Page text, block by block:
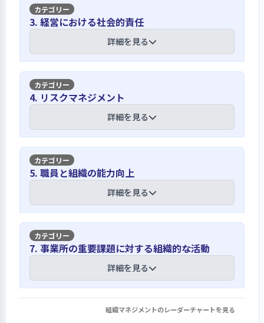
事業所が目指している理念、基本方針
等について職員の理解が深まるよう
に、毎年事業計画書を配布し、周知を
している。計画では、法人の憲章(同援
憲章)、基本理念・方針、４つの基本姿
勢を冒頭に、法人高齢者支援系施設グ
ループ方針・目標、事業所の基本理
念・方針を明示している。職員には、
事業計画会議での説明、職員との人事
考課の面談時に理解を求めている。ま
た、利用者や家族に対しては、ホーム
ページで公表するほか、通常は家族会
で説明するが、コロナ禍もあったた
め、９月の敬老会の場で計画について
話し、事業計画書も配付している。
経営層は、自らの役割と責任を職務分担
表や職員構成図等で分かりやすく明示し
経営層は、基本方針等の実現に向け
て、自らの役割と責任を職務分担表で
【講評】
利用者の意向は、月１回の定例集会、各
種委員会、個別要望等を通じて把握に努
めている
事業所では、利用者や職員の意向、地
域福祉や福祉の動向を重要視してい
る。利用者の意向は、定例集会での意
見、委員会、個別要望、アンケートに
より把握に努めている。職員の意向
は、人事考課面接の場、事業計画会議
の場での積極的な発言を求めている。
地域福祉や福祉の動向は、東京都、東
社協、富士見町地域の連絡会からの情
報提供や機関紙の閲覧を通して把握し
ている。事業所の経営状況は、企画運
営会議、職員会議を通じて、前年度と
の比較、収支差額等を周知している。
また、計画の執行時に稟議書で園長に
決裁を挙げ、検討を加えている。
3. 経営における社会的責任
詳細を見る
【講評】
法令、規範、倫理を理解し遵守している
と94％の職員が回答し、意識の高さが窺
える
社会人・福祉サービスに従事する職員
として求められる法、規範、理念等へ
の理解を深めるために、事業所では、
新入職員時の接遇マニュアルによる研
修の実施、就業規則の配付のほか、事
業計画の基本方針の中で「職員は役割
と使命を自覚し、倫理観をもって法令
及び規定を遵守します」と明示してい
る。職員調査においても、法、規範、
倫理を理解し、遵守しているとの設問
に対し94％が「はい」と回答し、意識
4. リスクマネジメント
詳細を見る
【講評】
リスクは社会的な問題にも迅速に対応で
きるように情報の把握と周知に努めてい
る
事業所では、リスクに対して事故防止
対策委員会、感染症対策委員会、防災
委員会で様々な対策に取り組み、各種
マニュアルを整備している。また、コ
ロナ感染症等、昨今の社会的問題とな
5. 職員と組織の能力向上
詳細を見る
【講評】
事業所では、人的サービス面の充実の観
点から職員の確保と人材の育成を柱とし
ている
7. 事業所の重要課題に対する組織的な活動
詳細を見る
1. 事業所の重要課題に対して、目標設定・取り
組織マネジメントのレーダーチャートを見る